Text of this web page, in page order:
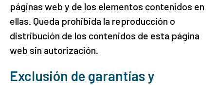
páginas web y de los elementos contenidos en
ellas. Queda prohibida la reproducción o
distribución de los contenidos de esta página
web sin autorización.
Exclusión de garantías y